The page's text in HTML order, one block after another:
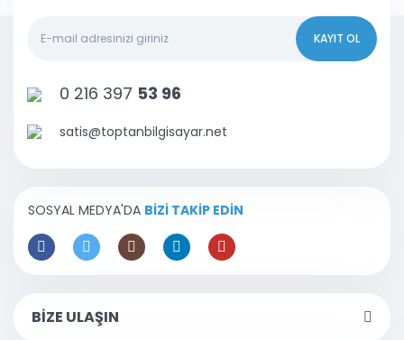
KAYIT OL
0 216 397 53 96
satis@toptanbilgisayar.net
SOSYAL MEDYA'DA BİZİ TAKİP EDİN
BİZE ULAŞIN